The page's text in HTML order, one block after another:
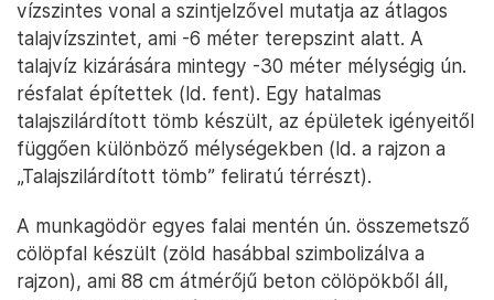
vízszintes vonal a szintjelzővel mutatja az átlagos
talajvízszintet, ami -6 méter terepszint alatt. A
talajvíz kizárására mintegy -30 méter mélységig ún.
résfalat építettek (ld. fent). Egy hatalmas
talajszilárdított tömb készült, az épületek igényeitől
függően különböző mélységekben (ld. a rajzon a
„Talajszilárdított tömb” feliratú térrészt).
A munkagödör egyes falai mentén ún. összemetsző
cölöpfal készült (zöld hasábbal szimbolizálva a
rajzon), ami 88 cm átmérőjű beton cölöpökből áll,